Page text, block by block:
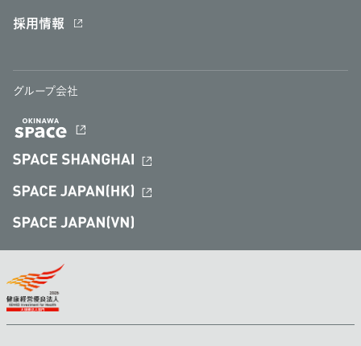
採用情報
グループ会社